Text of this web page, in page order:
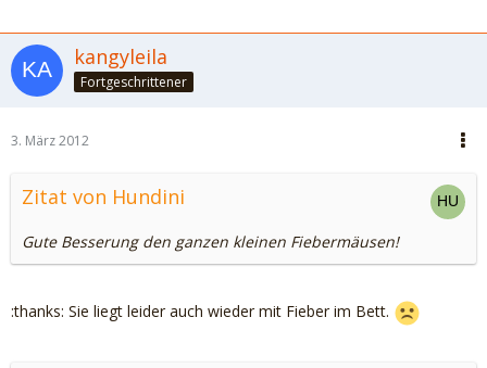
kangyleila
Fortgeschrittener
3. März 2012
Zitat von Hundini
Gute Besserung den ganzen kleinen Fiebermäusen!
:thanks: Sie liegt leider auch wieder mit Fieber im Bett.